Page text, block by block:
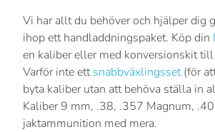
Vi har allt du behöver och hjälper dig
ihop ett handladdningspaket. Köp din
en kaliber eller med konversionskit
Varför inte ettsnabbväxlingsset(för
byta kaliber utan att behöva ställa in
Kaliber 9 mm, .38, .357 Magnum,
jaktammunition med mera.